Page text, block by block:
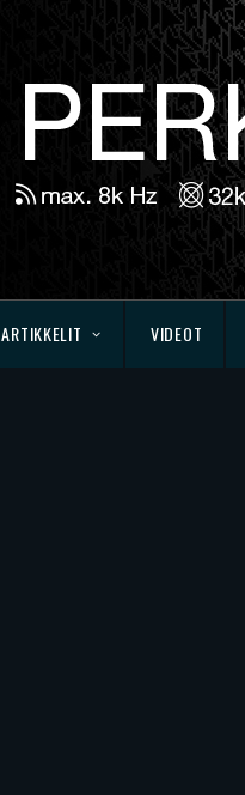
ARTIKKELIT VIDEOT